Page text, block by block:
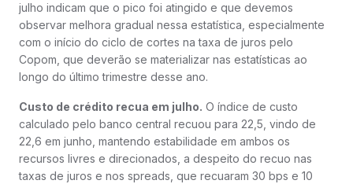
julho indicam que o pico foi atingido e que devemos
observar melhora gradual nessa estatística, especialmente
com o início do ciclo de cortes na taxa de juros pelo
Copom, que deverão se materializar nas estatísticas ao
longo do último trimestre desse ano.
Custo de crédito recua em julho. O índice de custo
calculado pelo banco central recuou para 22,5, vindo de
22,6 em junho, mantendo estabilidade em ambos os
recursos livres e direcionados, a despeito do recuo nas
taxas de juros e nos spreads, que recuaram 30 bps e 10